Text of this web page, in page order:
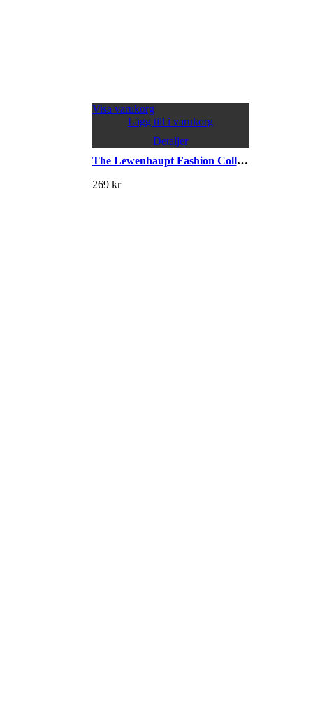
Visa varukorg
Lägg till i varukorg
Detaljer
The Lewenhaupt Fashion Collection
269 kr